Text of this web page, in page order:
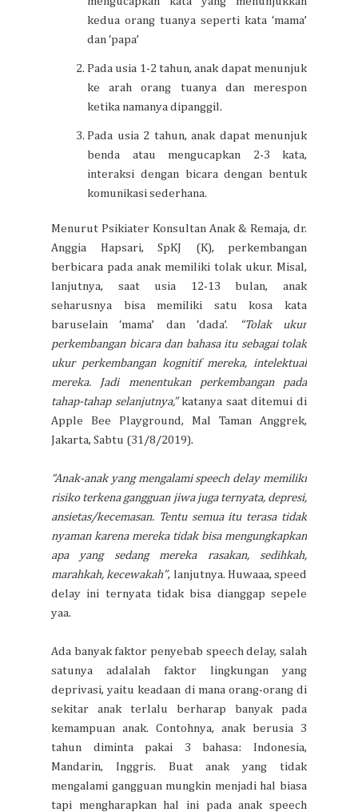
kedua orang tuanya seperti kata ‘mama’
dan ‘papa’
Pada usia 1-2 tahun, anak dapat menunjuk
ke arah orang tuanya dan merespon
ketika namanya dipanggil.
Pada usia 2 tahun, anak dapat menunjuk
benda atau mengucapkan 2-3 kata,
interaksi dengan bicara dengan bentuk
komunikasi sederhana.
Menurut Psikiater Konsultan Anak & Remaja, dr.
Anggia Hapsari, SpKJ (K), perkembangan
berbicara pada anak memiliki tolak ukur. Misal,
lanjutnya, saat usia 12-13 bulan, anak
seharusnya bisa memiliki satu kosa kata
baruselain ‘mama’ dan ‘dada’.
“Tolak ukur
perkembangan bicara dan bahasa itu sebagai tolak
ukur perkembangan kognitif mereka, intelektual
mereka. Jadi menentukan perkembangan pada
tahap-tahap selanjutnya,”katanya saat ditemui di
Apple Bee Playground, Mal Taman Anggrek,
Jakarta, Sabtu (31/8/2019).
“Anak-anak yang mengalami speech delay memiliki
risiko terkena gangguan jiwa juga ternyata, depresi,
ansietas/kecemasan. Tentu semua itu terasa tidak
nyaman karena mereka tidak bisa mengungkapkan
apa yang sedang mereka rasakan, sedihkah,
marahkah, kecewakah”, lanjutnya. Huwaaa, speed
delay ini ternyata tidak bisa dianggap sepele
yaa.
Ada banyak faktor penyebab speech delay, salah
satunya adalalah faktor lingkungan yang
deprivasi, yaitu keadaan di mana orang-orang di
sekitar anak terlalu berharap banyak pada
kemampuan anak. Contohnya, anak berusia 3
tahun diminta pakai 3 bahasa: Indonesia,
Mandarin, Inggris. Buat anak yang tidak
mengalami gangguan mungkin menjadi hal biasa
tapi mengharapkan hal ini pada anak speech